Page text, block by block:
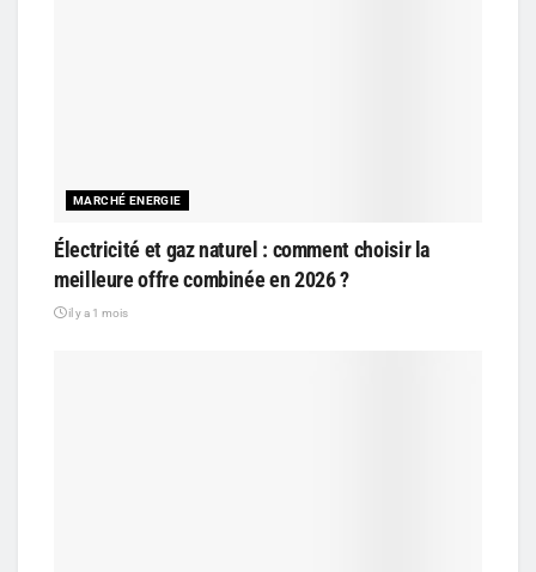
MARCHÉ ENERGIE
Électricité et gaz naturel : comment choisir la
meilleure offre combinée en 2026 ?
il y a 1 mois